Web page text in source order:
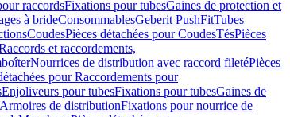
raccordsFixations pour tubesGaines de protection et
à brideConsommablesGeberit PushFitTubes
CoudesPièces détachées pour CoudesTésPièces
et raccordements,
Nourrices de distribution avec raccord filetéPièces
pour Raccordements pour
Enjoliveurs pour tubesFixations pour tubesGaines de
de distributionFixations pour nourrice de